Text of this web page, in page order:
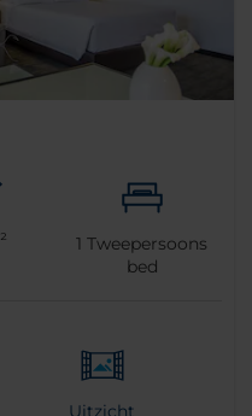
1 Tweepersoons
bed
Uitzicht